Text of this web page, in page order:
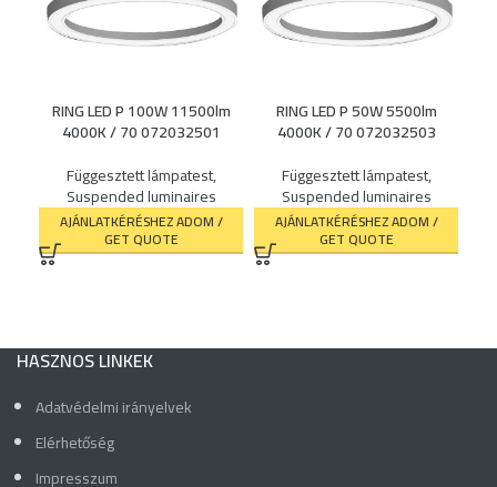
RING LED P 100W 11500lm
4000K / 70 072032501
Függesztett lámpatest,
Suspended luminaires
AJÁNLATKÉRÉSHEZ ADOM /
GET QUOTE
RING LED P 50W 5500lm
4000K / 70 072032503
Függesztett lámpatest,
Suspended luminaires
AJÁNLATKÉRÉSHEZ ADOM /
GET QUOTE
HASZNOS LINKEK
Adatvédelmi irányelvek
Elérhetőség
Impresszum